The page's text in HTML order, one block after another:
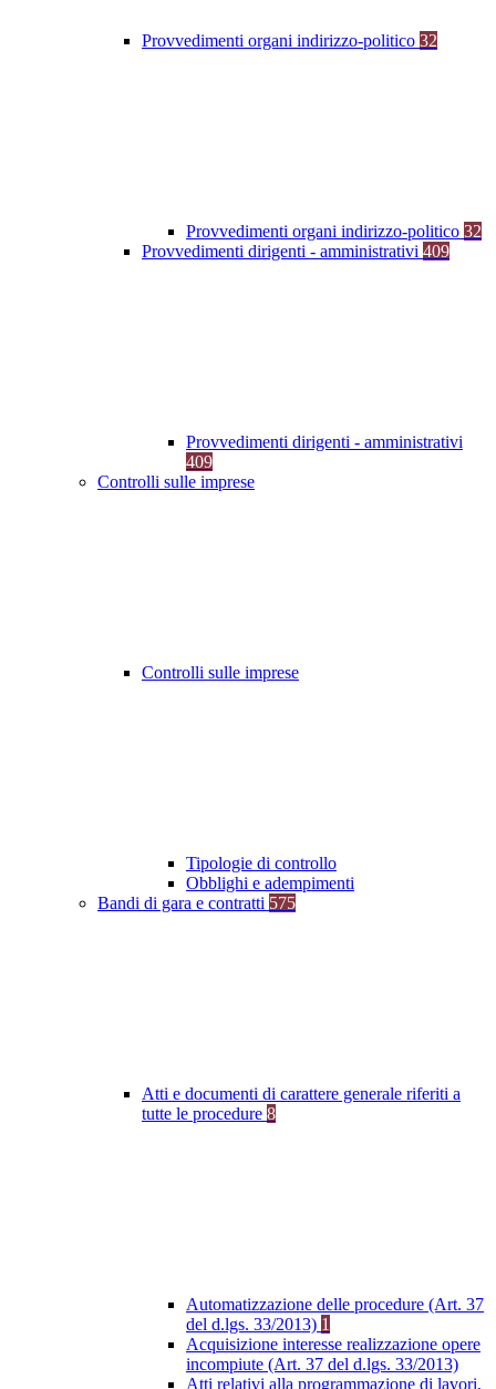
Provvedimenti organi indirizzo-politico 32
Provvedimenti organi indirizzo-politico 32
Provvedimenti dirigenti - amministrativi 409
Provvedimenti dirigenti - amministrativi
409
Controlli sulle imprese
Controlli sulle imprese
Tipologie di controllo
Obblighi e adempimenti
Bandi di gara e contratti 575
Atti e documenti di carattere generale riferiti a
tutte le procedure 8
Automatizzazione delle procedure (Art. 37
del d.lgs. 33/2013) 1
Acquisizione interesse realizzazione opere
incompiute (Art. 37 del d.lgs. 33/2013)
Atti relativi alla programmazione di lavori,